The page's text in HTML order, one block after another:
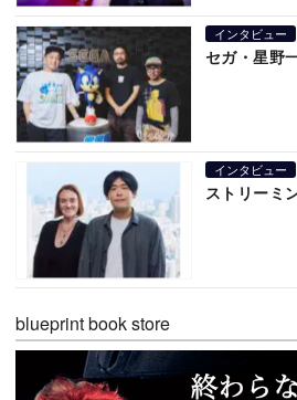
インタビュー
セガ・星野
インタビュー
ストリーミ
blueprint book store